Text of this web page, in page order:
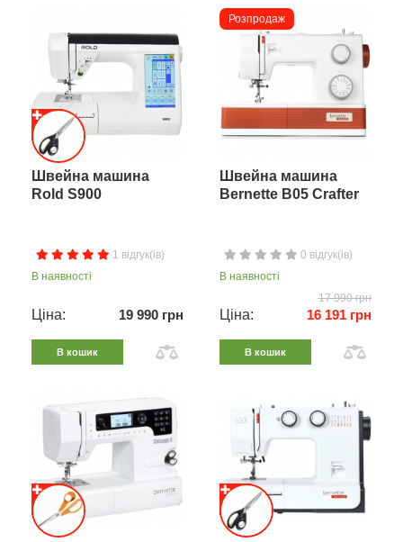
Швейна машина
Rold S900
1 відгук(ів)
В наявності
Ціна: 19 990 грн
В кошик
Розпродаж
Швейна машина
Bernette B05 Crafter
0 відгук(ів)
В наявності
17 990 грн
Ціна: 16 191 грн
В кошик